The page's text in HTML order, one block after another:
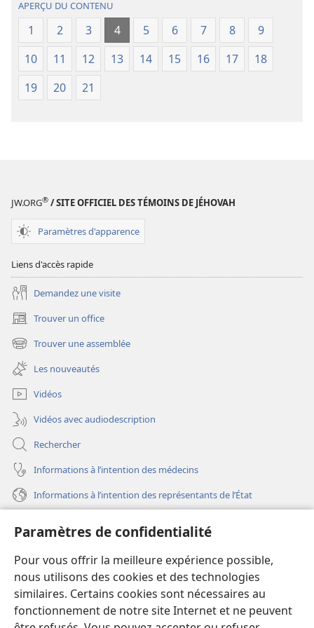
Paramètres de confidentialité
Pour vous offrir la meilleure expérience possible,
nous utilisons des cookies et des technologies
similaires. Certains cookies sont nécessaires au
fonctionnement de notre site Internet et ne peuvent
nouveau
(édition
révisée
nouveau
(édition
révisée
APERÇU DU CONTENU
1 2 3 4 5 6 7 8
9
10
11 12 13 14 15 16 17
18
19
20 21
JW.ORG® / SITE OFFICIEL DES TÉMOINS DE JÉHOVAH
Paramètres d'apparence
Liens d'accès rapide
Demandez une visite
Trouver un office
(ouvre
une
nouvelle
fenêtre)
Trouver une assemblée
(ouvre
une
nouvelle
fenêtre)
Les nouveautés
Vidéos
Vidéos avec audiodescription
Rechercher
Informations à l’intention des médecins
Informations à l’intention des représentants de l’État
(ouvre
une
nouvelle
fenêtre)
Bibliothèque en ligne
(ouvre
une
®